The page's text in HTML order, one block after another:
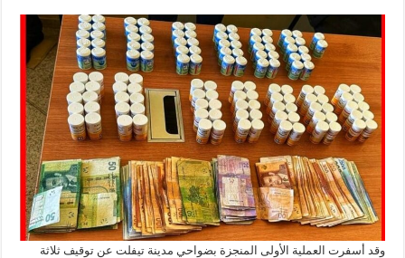
وقد أسفرت العملية الأولى المنجزة بضواحي مدينة تيفلت عن توقيف ثلاثة